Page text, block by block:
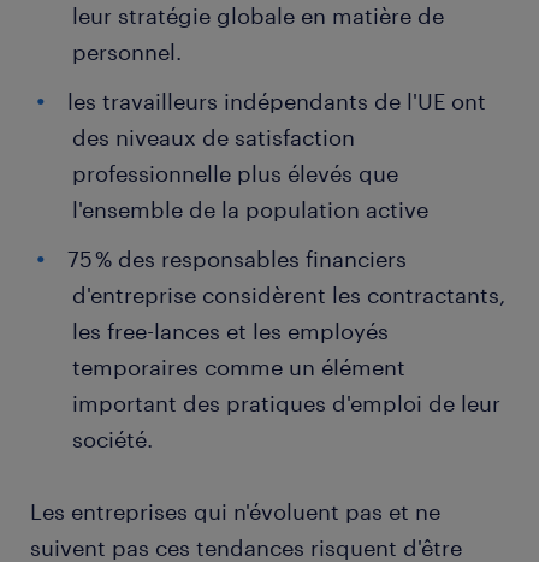
leur stratégie globale en matière de
personnel.
les travailleurs indépendants de l'UE ont
des niveaux de satisfaction
professionnelle plus élevés que
l'ensemble de la population active
75 % des responsables financiers
d'entreprise considèrent les contractants,
les free-lances et les employés
temporaires comme un élément
important des pratiques d'emploi de leur
société.
Les entreprises qui n'évoluent pas et ne
suivent pas ces tendances risquent d'être